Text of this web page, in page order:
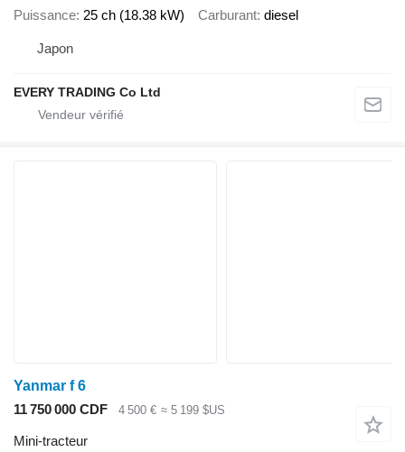
Puissance 25 ch (18.38 kW) Carburant diesel
Japon
EVERY TRADING Co Ltd
Yanmar f 6
11 750 000 CDF
4 500 € ≈ 5 199 $US
Mini-tracteur